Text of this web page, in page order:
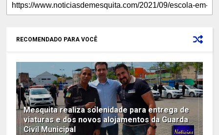
RECOMENDADO PARA VOCÊ
Mesquita realiza solenidade para entrega de
viaturas e dos novos alojamentos da Guarda
Civil Municipal